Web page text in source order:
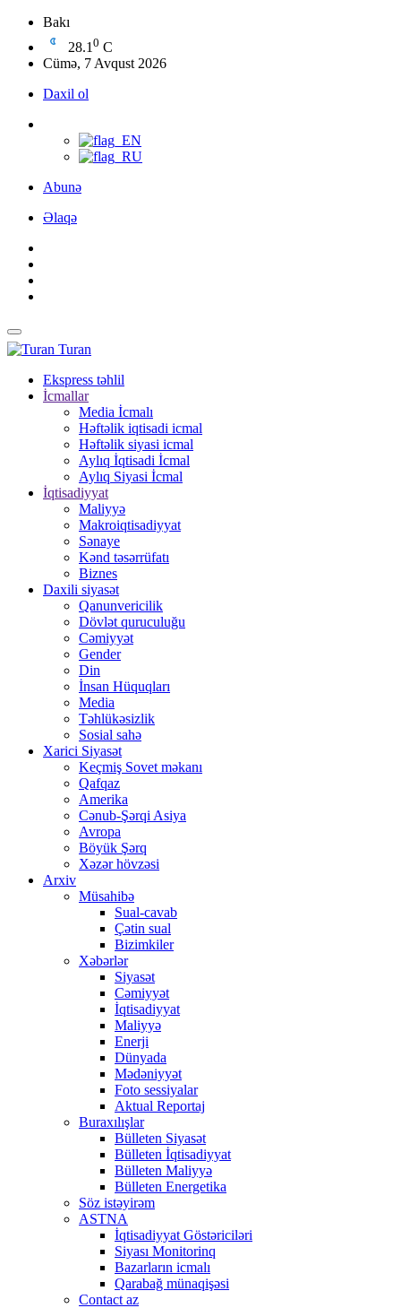
Bakı
28.1 0 C
Cümə, 7 Avqust 2026
Daxil ol
Abunə
Əlaqə
Turan
Ekspress təhlil
İcmallar
Media İcmalı
Həftəlik iqtisadi icmal
Həftəlik siyasi icmal
Aylıq İqtisadi İcmal
Aylıq Siyasi İcmal
İqtisadiyyat
Maliyyə
Makroiqtisadiyyat
Sənaye
Kənd təsərrüfatı
Biznes
Daxili siyasət
Qanunvericilik
Dövlət quruculuğu
Cəmiyyət
Gender
Din
İnsan Hüquqları
Media
Təhlükəsizlik
Sosial sahə
Xarici Siyasət
Keçmiş Sovet məkanı
Qafqaz
Amerika
Cənub-Şərqi Asiya
Avropa
Böyük Şərq
Xəzər hövzəsi
Arxiv
Müsahibə
Sual-cavab
Çətin sual
Bizimkiler
Xəbərlər
Siyasət
Cəmiyyət
İqtisadiyyat
Maliyyə
Enerji
Dünyada
Mədəniyyət
Foto sessiyalar
Aktual Reportaj
Buraxılışlar
Bülleten Siyasət
Bülleten İqtisadiyyat
Bülleten Maliyyə
Bülleten Energetika
Söz istəyirəm
ASTNA
İqtisadiyyat Göstəriciləri
Siyası Monitorinq
Bazarların icmalı
Qarabağ münaqişəsi
Contact az